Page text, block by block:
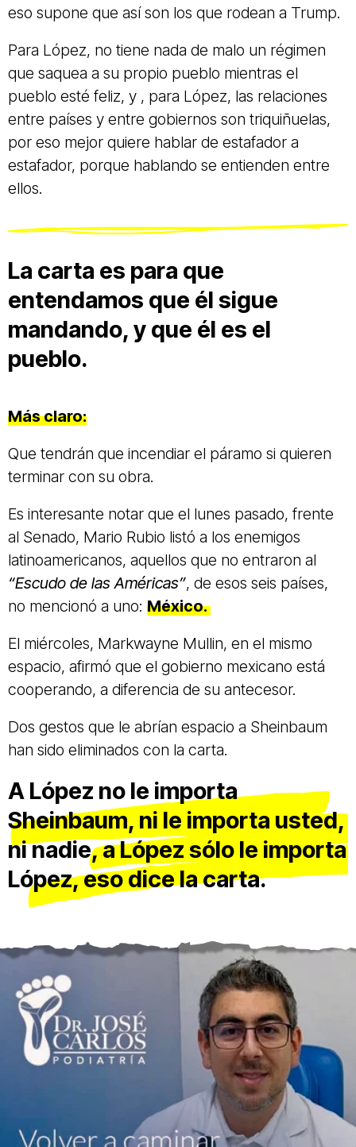
eso supone que así son los que rodean a Trump.
Para López, no tiene nada de malo un régimen
que saquea a su propio pueblo mientras el
pueblo esté feliz, y , para López, las relaciones
entre países y entre gobiernos son triquiñuelas,
por eso mejor quiere hablar de estafador a
estafador, porque hablando se entienden entre
ellos.
La carta es para que
entendamos que él sigue
mandando, y que él es el
pueblo.
Más claro:
Que tendrán que incendiar el páramo si quieren
terminar con su obra.
Es interesante notar que el lunes pasado, frente
al Senado, Mario Rubio listó a los enemigos
latinoamericanos, aquellos que no entraron al
“Escudo de las Américas”, de esos seis países,
no mencionó a uno: México.
El miércoles, Markwayne Mullin, en el mismo
espacio, afirmó que el gobierno mexicano está
cooperando, a diferencia de su antecesor.
Dos gestos que le abrían espacio a Sheinbaum
han sido eliminados con la carta.
A López no le importa
Sheinbaum, ni le importa usted,
ni nadie, a López sólo le importa
López, eso dice la carta.